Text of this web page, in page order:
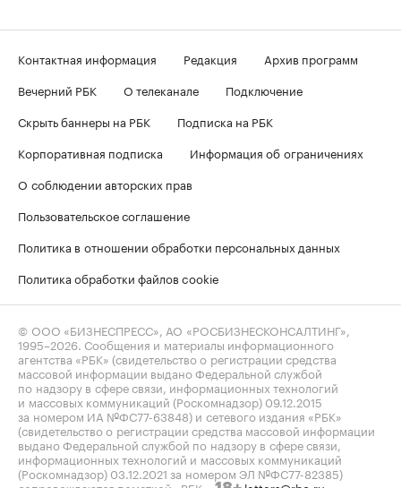
Контактная информация Редакция
Архив программ
Вечерний РБК
О телеканале
Подключение
Скрыть баннеры на РБК
Подписка на РБК
Корпоративная подписка
Информация об ограничениях
О соблюдении авторских прав
Пользовательское соглашение
Политика в отношении обработки персональных данных
Политика обработки файлов cookie
© ООО «БИЗНЕСПРЕСС», АО «РОСБИЗНЕСКОНСАЛТИНГ»,
1995–2026 . Сообщения и материалы информационного
агентства «РБК» (свидетельство о регистрации средства
массовой информации выдано Федеральной службой
по надзору в сфере связи, информационных технологий
и массовых коммуникаций (Роскомнадзор) 09.12.2015
за номером ИА №ФС77-63848) и сетевого издания «РБК»
(свидетельство о регистрации средства массовой информации
выдано Федеральной службой по надзору в сфере связи,
информационных технологий и массовых коммуникаций
(Роскомнадзор) 03.12.2021 за номером ЭЛ №ФС77-82385)